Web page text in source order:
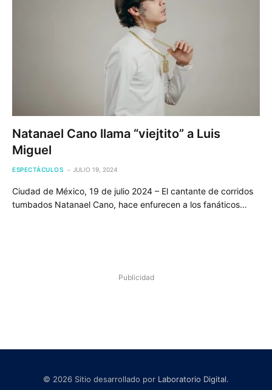
Natanael Cano llama “viejtito” a Luis
Miguel
ESPECTÁCULOS JULIO 19, 2024
Ciudad de México, 19 de julio 2024 – El cantante de corridos
tumbados Natanael Cano, hace enfurecen a los fanáticos…
Publicidad
© 2026 Sitio desarrollado por Laboratorio Digital.